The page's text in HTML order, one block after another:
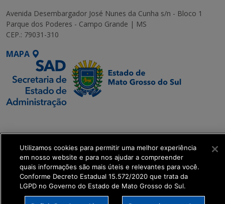
Avenida Desembargador José Nunes da Cunha s/n - Bloco 1
Parque dos Poderes - Campo Grande | MS
CEP.: 79031-310
MAPA
Executiva de
Transformação Digital
get_footer();
Utilizamos cookies para permitir uma melhor experiência
em nosso website e para nos ajudar a compreender
quais informações são mais úteis e relevantes para você.
Conforme Decreto Estadual 15.572/2020 que trata da
LGPD no Governo do Estado de Mato Grosso do Sul.